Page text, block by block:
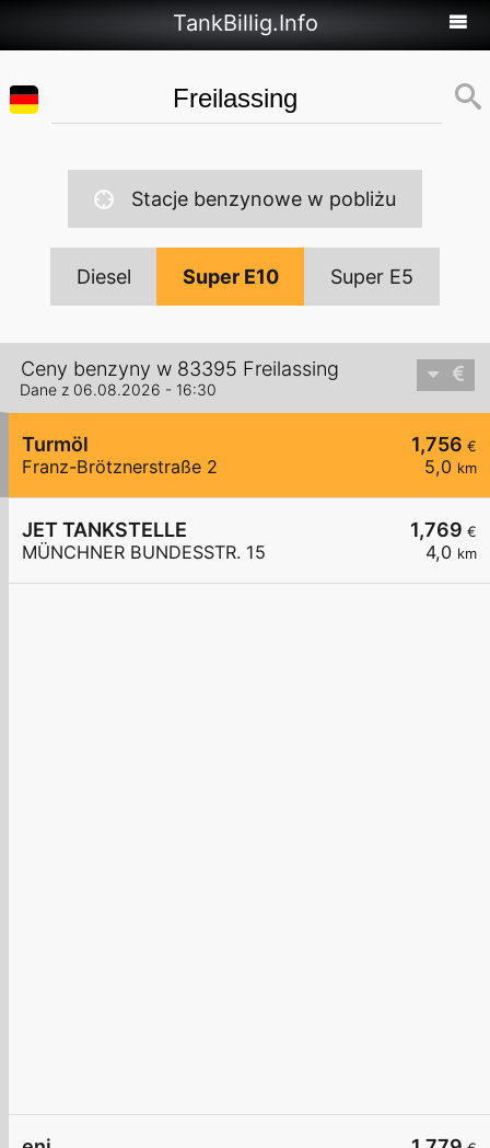
TankBillig.Info
Stacje benzynowe w pobliżu
Diesel Super E10 Super E5
Ceny benzyny w 83395 Freilassing
Dane z 06.08.2026 - 16:30
1,756 €
5,0 km
Turmöl
Franz-Brötznerstraße 2
1,769 €
4,0 km
JET TANKSTELLE
MÜNCHNER BUNDESSTR. 15